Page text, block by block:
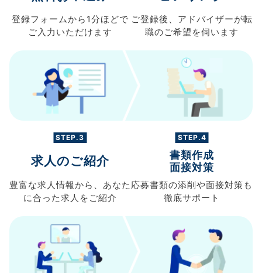
登録フォームから 1分ほどで
ご入力 いただけます
ご登録後、 アドバイザーが転
職のご希望を伺います
STEP.3
求人のご紹介
豊富な求人情報から、 あなた
に合った求人を ご紹介
STEP.4
書類作成
面接対策
応募書類の添削や面接対策も
徹底サポート